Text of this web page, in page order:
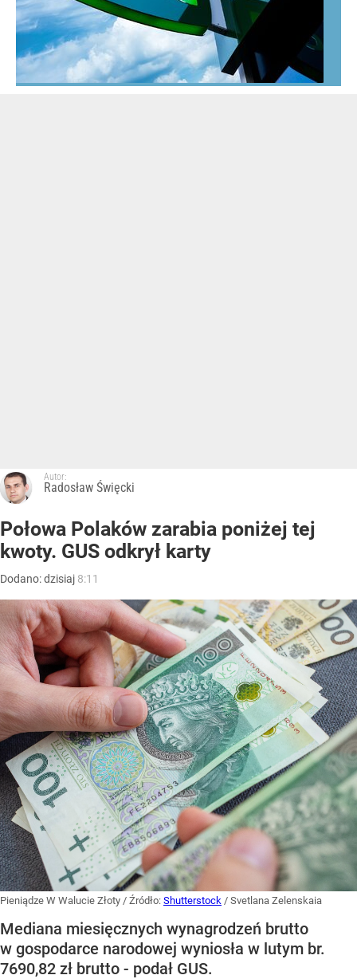
Autor:
Radosław Święcki
Połowa Polaków zarabia poniżej tej
kwoty. GUS odkrył karty
Dodano:dzisiaj 8:11
Pieniądze W Walucie Złoty / Źródło: Shutterstock / Svetlana Zelenskaia
Mediana miesięcznych wynagrodzeń brutto
w gospodarce narodowej wyniosła w lutym br.
7690,82 zł brutto - podał GUS.